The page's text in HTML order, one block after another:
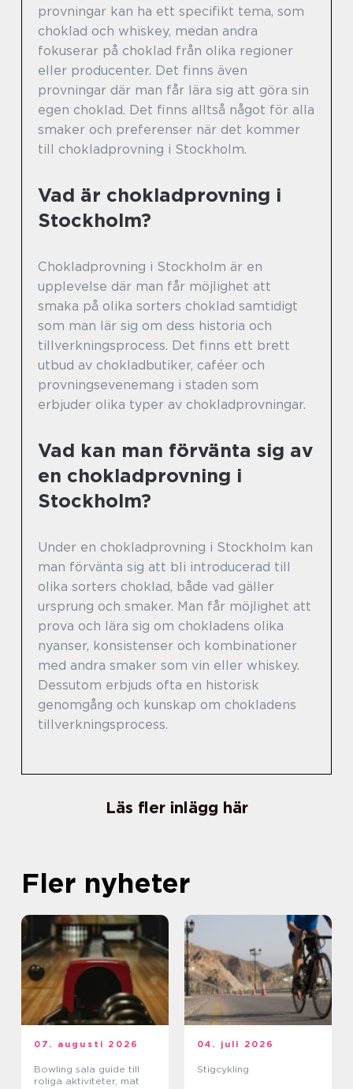
provningar kan ha ett specifikt tema, som
choklad och whiskey, medan andra
fokuserar på choklad från olika regioner
eller producenter. Det finns även
provningar där man får lära sig att göra sin
egen choklad. Det finns alltså något för alla
smaker och preferenser när det kommer
till chokladprovning i Stockholm.
Vad är chokladprovning i
Stockholm?
Chokladprovning i Stockholm är en
upplevelse där man får möjlighet att
smaka på olika sorters choklad samtidigt
som man lär sig om dess historia och
tillverkningsprocess. Det finns ett brett
utbud av chokladbutiker, caféer och
provningsevenemang i staden som
erbjuder olika typer av chokladprovningar.
Vad kan man förvänta sig av
en chokladprovning i
Stockholm?
Under en chokladprovning i Stockholm kan
man förvänta sig att bli introducerad till
olika sorters choklad, både vad gäller
ursprung och smaker. Man får möjlighet att
prova och lära sig om chokladens olika
nyanser, konsistenser och kombinationer
med andra smaker som vin eller whiskey.
Dessutom erbjuds ofta en historisk
genomgång och kunskap om chokladens
tillverkningsprocess.
Läs fler inlägg här
Fler nyheter
07. augusti 2026
Bowling sala guide till
roliga aktiviteter, mat
04. juli 2026
Stigcykling